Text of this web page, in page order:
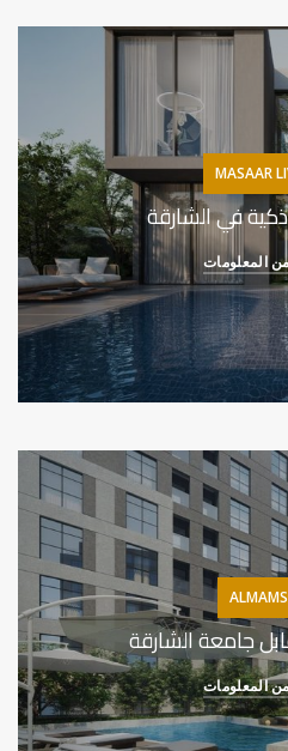
MASAAR
في الشارقة
المعلومات
جامعة الشارقة
المعلومات